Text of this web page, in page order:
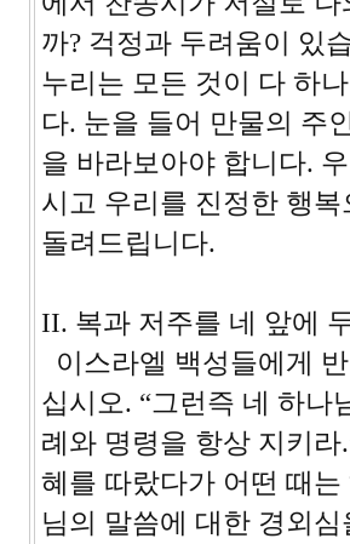
까? 걱정과 두려움이 있
누리는 모든 것이 다 하
다. 눈을 들어 만물의 주
을 바라보아야 합니다.
시고 우리를 진정한 행
돌려드립니다.
II. 복과 저주를 네 앞에
이스라엘 백성들에게
십시오. “그런즉 네 하나
례와 명령을 항상 지키
혜를 따랐다가 어떤 때
님의 말씀에 대한 경외